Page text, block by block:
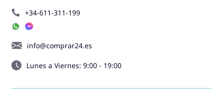
+34-611-311-199
info@comprar24.es
Lunes a Viernes: 9:00 - 19:00